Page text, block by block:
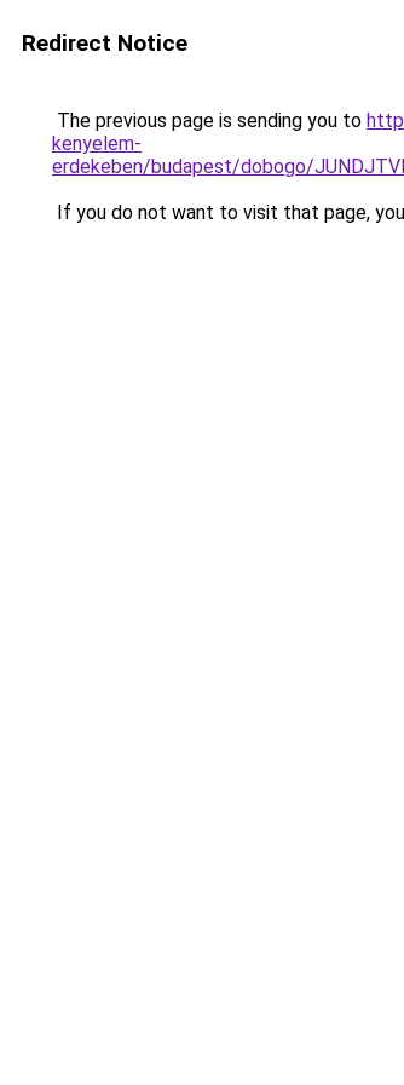
Redirect Notice
The previous page is sending you to
kenyelem-
erdekeben/budapest/dobogo/
If you do not want to visit that page,